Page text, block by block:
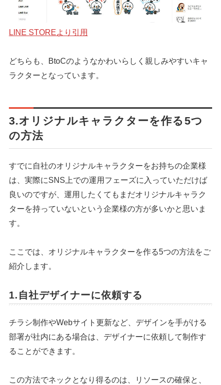
LINE STOREより引用
どちらも、BtoCのようなかわいらしく親しみやすいキャ
ラクターとなっています。
3.オリジナルキャラクターを作る5つ
の方法
すでに自社のオリジナルキャラクターをお持ちの企業様
は、実際にSNS上での運用フェーズに入っていただけば
良いのですが、運用したくてもまだオリジナルキャラク
ターを持っていないという企業様の方が多いかと思いま
す。
ここでは、オリジナルキャラクターを作る5つの方法をご
紹介します。
1.自社デザイナーに依頼する
チラシ制作やWebサイト更新など、デザインを手がける
部署が社内にある場合は、デザイナーに依頼して制作す
ることができます。
この方法でネックとなり得るのは、リソースの確保と、